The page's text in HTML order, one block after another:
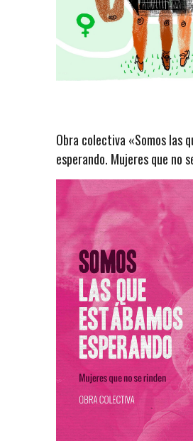
Obra colectiva «Somos las
esperando. Mujeres que no